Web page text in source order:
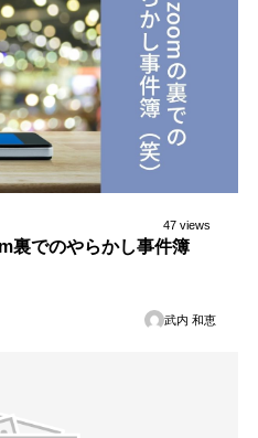
47 views
裏でのやらかし事件簿
武内 和恵